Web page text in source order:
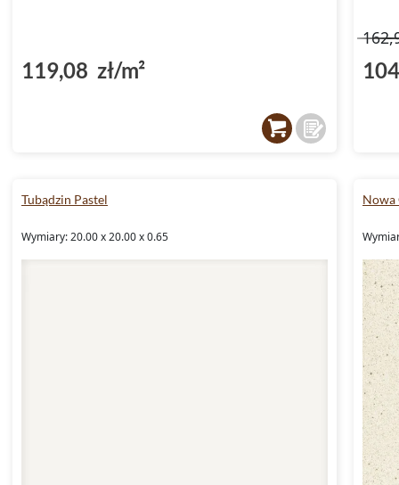
119,08 zł/m²
Tubądzin Pastel
Wymiary: 20.00 x 20.00 x 0.65
Nowa